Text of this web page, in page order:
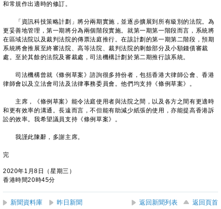
和常規作出適時的修訂。
「資訊科技策略計劃」將分兩期實施，並逐步擴展到所有級別的法院。為
更妥善地管理，第一期將分為兩個階段實施。就第一期第一階段而言，系統將
在區域法院以及裁判法院的傳票法庭推行。在該計劃的第一期第二階段，預期
系統將會推展至終審法院、高等法院、裁判法院的剩餘部分及小額錢債審裁
處。至於其餘的法院及審裁處，司法機構計劃於第二期推行該系統。
司法機構曾就《條例草案》諮詢很多持份者，包括香港大律師公會、香港
律師會以及立法會司法及法律事務委員會。他們均支持《條例草案》。
主席，《條例草案》能令法庭使用者與法院之間，以及各方之間有更適時
和更有效率的溝通。長遠而言，不但能有助減少紙張的使用，亦能提高香港訴
訟的效率。我希望議員支持《條例草案》。
我謹此陳辭，多謝主席。
完
2020年1月8日（星期三）
香港時間20時45分
新聞資料庫 昨日新聞 返回新聞列表 返回頁首